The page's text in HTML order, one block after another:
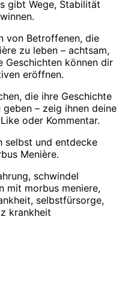
gibt Wege, Stabilität
von Betroffenen, die
zu leben – achtsam,
Geschichten können dir
eröffnen.
die ihre Geschichte
– zeig ihnen deine
oder Kommentar.
selbst und entdecke
Menière.
schwindel
mit morbus meniere,
selbstfürsorge,
krankheit